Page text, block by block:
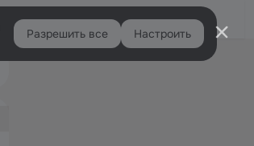
Войти
Разрешить все Настроить